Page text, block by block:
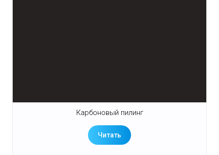
Карбоновый пилинг
Читать